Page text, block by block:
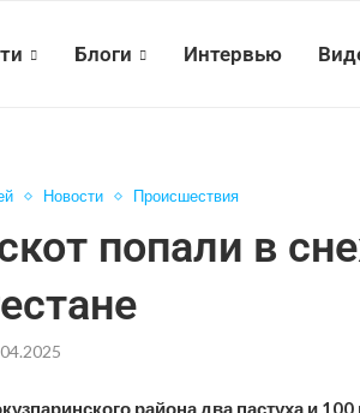
Блоги Интервью
Новости Происшествия
попали в
района два пастуха и 100